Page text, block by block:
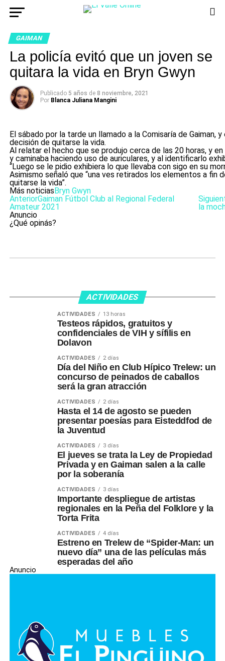
GAIMAN
La policía evitó que un joven se
quitara la vida en Bryn Gwyn
Publicado 5 años de 8 noviembre, 2021
Por Blanca Juliana Mangini
El sábado por la tarde un llamado a la Comisaría de
decisión de quitarse la vida.
Al relatar el hecho que se produjo cerca de las 20 horas, y
y caminaba haciendo uso de auriculares, y al identificarlo
“Luego se le pidio exhibiera lo que llevaba con sigo en su
Asimismo señaló que “una ves retirados los elementos a fin
quitarse la vida”.
Más noticiasBryn Gwyn
la
AnteriorGaiman Fútbol Club al Regional Federal
Amateur 2021
Anuncio
¿Qué opinás?
ACTIVIDADES
ACTIVIDADES 13 horas
Testeos rápidos, gratuitos y
confidenciales de VIH y sífilis en
Dolavon
ACTIVIDADES 2 días
Día del Niño en Club Hípico Trelew: un
concurso de peinados de caballos
será la gran atracción
ACTIVIDADES 2 días
Hasta el 14 de agosto se pueden
presentar poesías para Eisteddfod de
la Juventud
ACTIVIDADES 3 días
El jueves se trata la Ley de Propiedad
Privada y en Gaiman salen a la calle
por la soberanía
ACTIVIDADES 3 días
Importante despliegue de artistas
regionales en la Peña del Folklore y la
Torta Frita
ACTIVIDADES 4 días
Estreno en Trelew de “Spider-Man: un
nuevo día” una de las películas más
esperadas del año
Anuncio